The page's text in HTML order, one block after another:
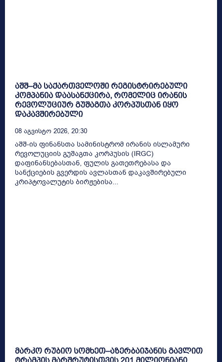
აშშ–მა საქართველოში რეგისტრირებული
კომპანია დაასანქცირა, რომელიც ირანის
რევოლუციურ გუშაგთა კორპუსთან იყო
დაკავშირებული
08 Აგვისტო 2026, 20:30
აშშ-ის ფინანსთა სამინისტრომ ირანის ისლამური
რევოლუციის გუშაგთა კორპუსის (IRGC)
დაფინანსებასთან, ფულის გათეთრებასა და
სანქციების გვერდის ავლასთან დაკავშირებული
კრიპტოვალუტის ბირჟებისა...
მარკო რუბიო სომხეთ–აზერბაიჯანის გავლით
ტრამპის მარშრუტისთვის 201 მილიონიანი